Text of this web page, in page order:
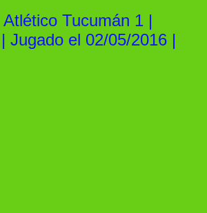
Tucumán 1 |
Jugado el 02/05/2016 |